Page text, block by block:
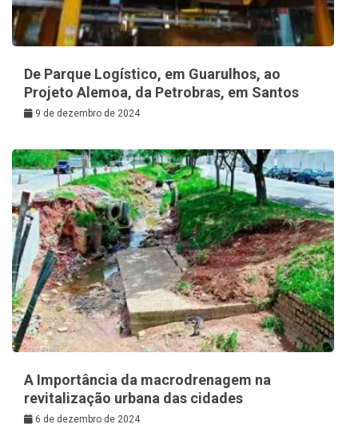
De Parque Logístico, em Guarulhos, ao
Projeto Alemoa, da Petrobras, em Santos
9 de dezembro de 2024
A Importância da macrodrenagem na
revitalização urbana das cidades
6 de dezembro de 2024